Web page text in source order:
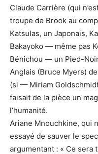
Claude Carrière (qui
troupe de Brook au
Katsulas, un Japonais,
Bakayoko — même pas
Bénichou — un Pied-
Anglais (Bruce Myers)
(si — Miriam
faisait de la pièce un
l’humanité.
Ariane Mnouchkine, qui
essayé de sauver le
argumentant : « Ce sera